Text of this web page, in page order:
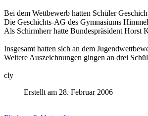
Bei dem Wettbewerb hatten Schüler
Die Geschichts-AG des Gymnasiums
Als Schirmherr hatte Bundespräsident Horst
Insgesamt hatten sich an dem
Weitere Auszeichnungen gingen an drei
cly
Erstellt am 28. Februar 2006